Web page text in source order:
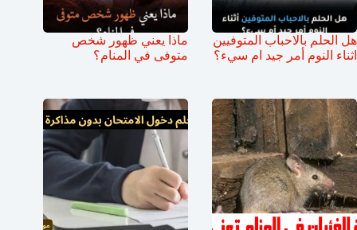
هل الحلم بالاحباب المتوفيين
اثناء النوم أمر جيد ام سيء؟
ماذا يعني ظهور شخص
متوفى في المنام؟